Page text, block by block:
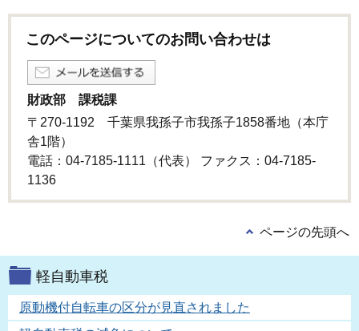
このページについてのお問い合わせは
財政部 課税課
〒270-1192 千葉県我孫子市我孫子1858番地（本庁
舎1階）
電話：04-7185-1111（代表） ファクス：04-7185-
1136
ページの先頭へ
軽自動車税
原動機付自転車の区分が見直されました